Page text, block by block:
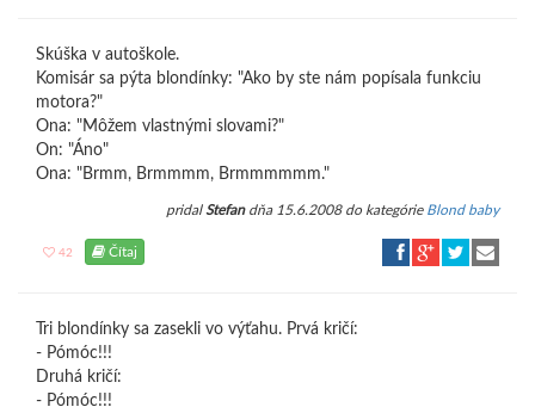
Skúška v autoškole.
Komisár sa pýta blondínky: "Ako by ste nám popísala funkciu
motora?"
Ona: "Môžem vlastnými slovami?"
On: "Áno"
Ona: "Brmm, Brmmmm, Brmmmmmm."
pridalStefandňa 15.6.2008 do kategórie Blond baby
42 Čítaj
Tri blondínky sa zasekli vo výťahu. Prvá kričí:
- Pómóc!!!
Druhá kričí:
- Pómóc!!!